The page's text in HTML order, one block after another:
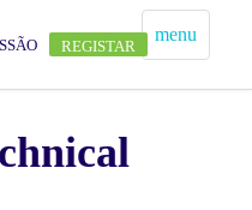
menu
REGISTAR